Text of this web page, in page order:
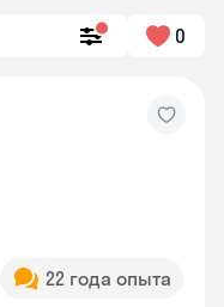
0
22 года опыта